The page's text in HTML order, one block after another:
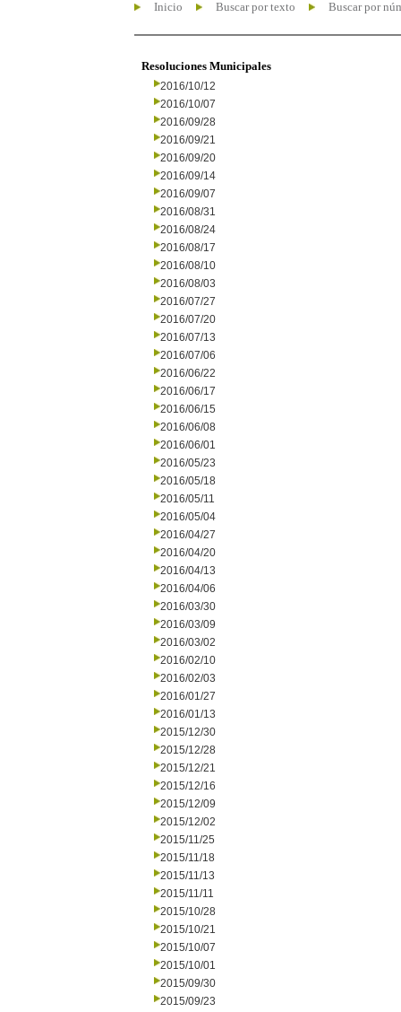
Inicio Buscar por texto Buscar por
Resoluciones Municipales
2016/10/12
2016/10/07
2016/09/28
2016/09/21
2016/09/20
2016/09/14
2016/09/07
2016/08/31
2016/08/24
2016/08/17
2016/08/10
2016/08/03
2016/07/27
2016/07/20
2016/07/13
2016/07/06
2016/06/22
2016/06/17
2016/06/15
2016/06/08
2016/06/01
2016/05/23
2016/05/18
2016/05/11
2016/05/04
2016/04/27
2016/04/20
2016/04/13
2016/04/06
2016/03/30
2016/03/09
2016/03/02
2016/02/10
2016/02/03
2016/01/27
2016/01/13
2015/12/30
2015/12/28
2015/12/21
2015/12/16
2015/12/09
2015/12/02
2015/11/25
2015/11/18
2015/11/13
2015/11/11
2015/10/28
2015/10/21
2015/10/07
2015/10/01
2015/09/30
2015/09/23